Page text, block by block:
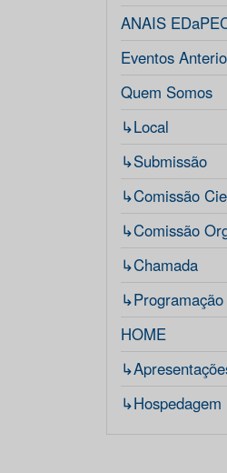
ANAIS
Eventos
Quem Somos
↳Local
↳Submissão
↳Comissão
↳Comissão
↳Chamada
↳Programação
HOME
↳Hospedagem